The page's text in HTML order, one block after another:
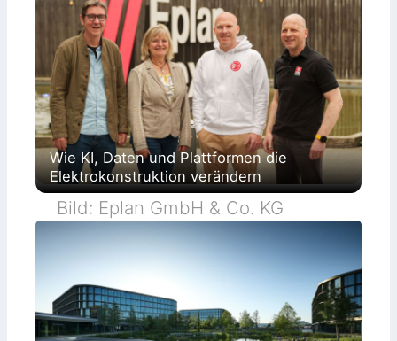
Wie KI, Daten und Plattformen die
Elektrokonstruktion verändern
Bild: Eplan GmbH & Co. KG